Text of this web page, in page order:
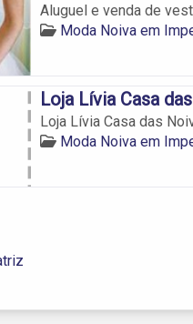
Aluguel e venda de
Moda Noiva em
Loja Lívia Casa
Loja Lívia Casa das
Moda Noiva em